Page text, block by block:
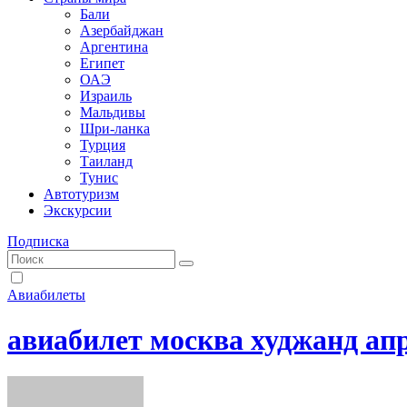
Бали
Азербайджан
Аргентина
Египет
ОАЭ
Израиль
Мальдивы
Шри-ланка
Турция
Таиланд
Тунис
Автотуризм
Экскурсии
Подписка
Авиабилеты
авиабилет москва худжанд